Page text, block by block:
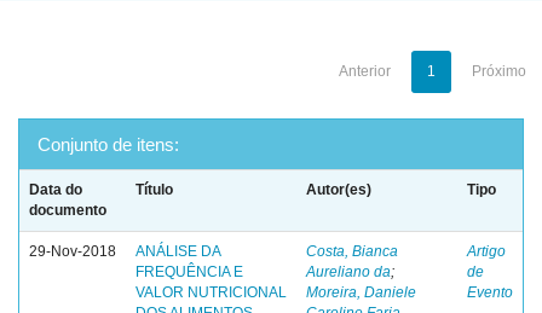
Anterior 1 Próximo
Conjunto de itens:
Data do
documento
Título Autor(es) Tipo
29-Nov-2018
ANÁLISE DA
FREQUÊNCIA E
VALOR NUTRICIONAL
Costa, Bianca
Aureliano da;
Moreira, Daniele
Artigo
de
Evento